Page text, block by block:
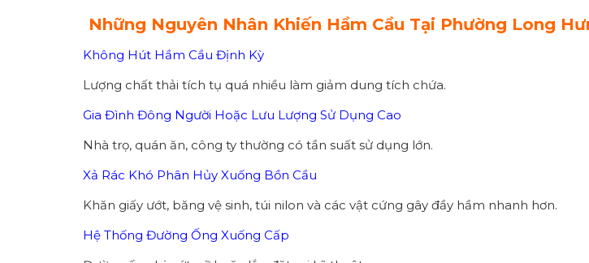
Những Nguyên Nhân Khiến Hầm Cầu Tại Phường Long
Không Hút Hầm Cầu Định Kỳ
Lượng chất thải tích tụ quá nhiều làm giảm dung tích chứa.
Gia Đình Đông Người Hoặc Lưu Lượng Sử Dụng Cao
Nhà trọ, quán ăn, công ty thường có tần suất sử dụng lớn.
Xả Rác Khó Phân Hủy Xuống Bồn Cầu
Khăn giấy ướt, băng vệ sinh, túi nilon và các vật cứng gây đầy hầm nhanh hơn.
Hệ Thống Đường Ống Xuống Cấp